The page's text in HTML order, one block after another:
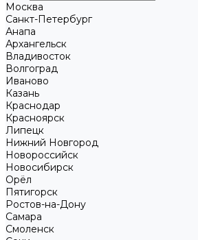
Москва
Санкт-Петербург
Анапа
Архангельск
Владивосток
Волгоград
Иваново
Казань
Краснодар
Красноярск
Липецк
Нижний Новгород
Новороссийск
Новосибирск
Орёл
Пятигорск
Ростов-на-Дону
Самара
Смоленск